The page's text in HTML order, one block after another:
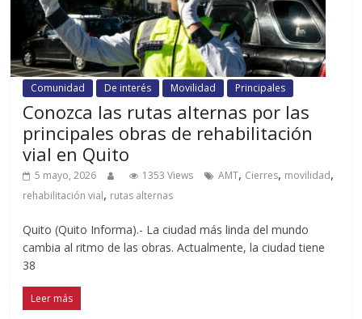
Comunidad De interés Movilidad Principales
Conozca las rutas alternas por las
principales obras de rehabilitación
vial en Quito
5 mayo, 2026 1353 Views AMT, Cierres, movilidad,
rehabilitación vial, rutas alternas
Quito (Quito Informa).- La ciudad más linda del mundo
cambia al ritmo de las obras. Actualmente, la ciudad tiene
38
Leer más